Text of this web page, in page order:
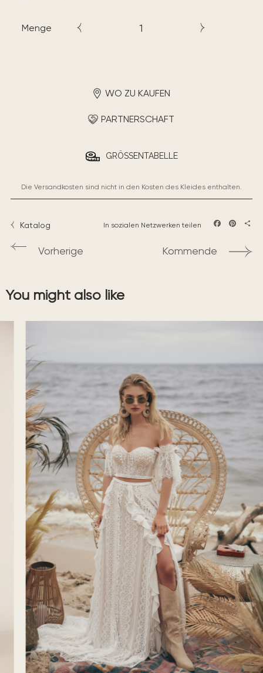
Menge
WO ZU KAUFEN
PARTNERSCHAFT
GRÖSSENTABELLE
Die Versandkosten sind nicht in den Kosten des Kleides enthalten.
Katalog In sozialen Netzwerken teilen
Vorherige Kommende
You might also like